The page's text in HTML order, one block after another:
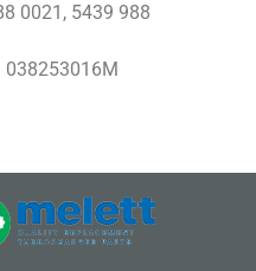
0021, 5439 988
038253016M